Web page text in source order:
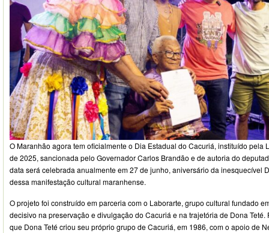
O Maranhão agora tem oficialmente o Dia Estadual do Cacuriá, instituído pela
de 2025, sancionada pelo Governador Carlos Brandão e de autoria do
data será celebrada anualmente em 27 de junho, aniversário da inesquecível
dessa manifestação cultural maranhense.
O projeto foi construído em parceria com o Laborarte, grupo cultural fundado
decisivo na preservação e divulgação do Cacuriá e na trajetória de Dona Teté.
que Dona Teté criou seu próprio grupo de Cacuriá, em 1986, com o apoio de